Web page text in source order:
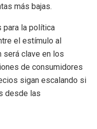
más bajas.
para la política
el estímulo al
será clave en los
de consumidores
sigan escalando si
desde las